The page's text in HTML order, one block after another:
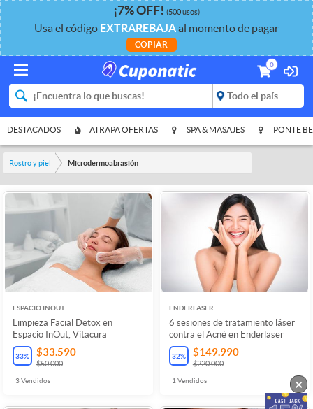
¡7%OFF! (500 usos)
Usa el código EXTRAREBAJAal momento de pagar
COPIAR
0
DESTACADOS ATRAPA OFERTAS SPA & MASAJES PONTE
Rostro y piel Microdermoabrasión
ESPACIO INOUT
Limpieza Facial Detox en
Espacio InOut, Vitacura
33% $33.590
$50.000
3Vendidos
ENDERLASER
6 sesiones de tratamiento láser
contra el Acné en Enderlaser
32% $149.990
$220.000
1 Vendidos ×